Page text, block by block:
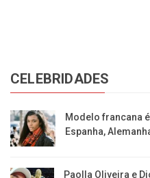
CELEBRIDADES
Modelo francana
Espanha,
Paolla Oliveira e